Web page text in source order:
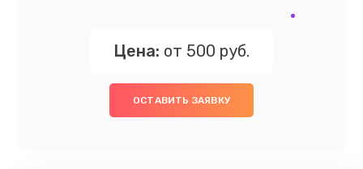
Цена: от 500 руб.
ОСТАВИТЬ ЗАЯВКУ